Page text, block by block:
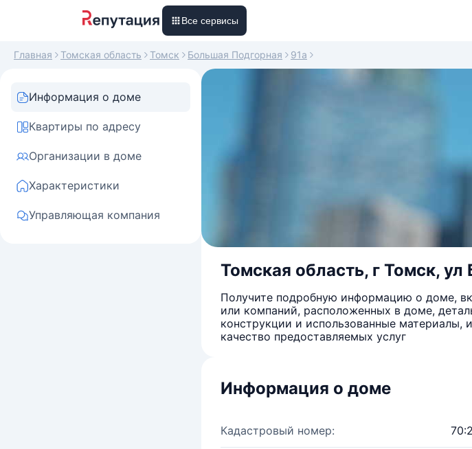
Все сервисы
Главная Томская область Томск Большая Подгорная 91а
Информация о доме
Квартиры по адресу
Организации в доме
Характеристики
Управляющая компания
Томская область, г Томск,
Получите подробную информацию о доме,
или компаний, расположенных в доме,
конструкции и использованные
качество предоставляемых услуг
Информация о доме
Кадастровый номер: